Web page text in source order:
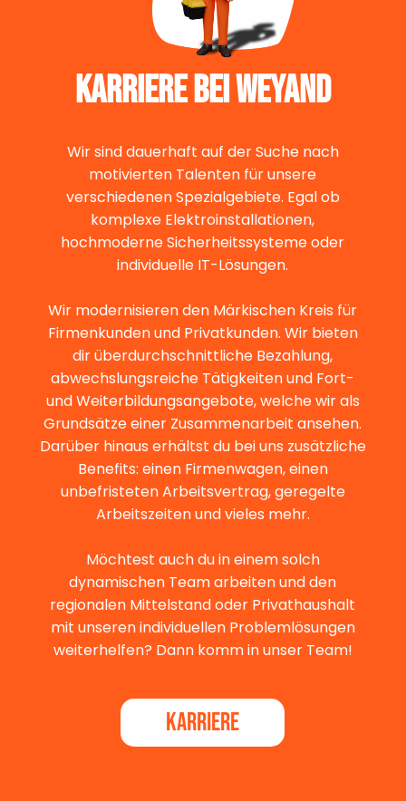
KARRIERE BEI WEYAND
Wir sind dauerhaft auf der Suche nach
motivierten Talenten für unsere
verschiedenen Spezialgebiete. Egal ob
komplexe Elektroinstallationen,
hochmoderne Sicherheitssysteme oder
individuelle IT-Lösungen.
Wir modernisieren den Märkischen Kreis für
Firmenkunden und Privatkunden. Wir bieten
dir überdurchschnittliche Bezahlung,
abwechslungsreiche Tätigkeiten und Fort-
und Weiterbildungsangebote, welche wir als
Grundsätze einer Zusammenarbeit ansehen.
Darüber hinaus erhältst du bei uns zusätzliche
Benefits: einen Firmenwagen, einen
unbefristeten Arbeitsvertrag, geregelte
Arbeitszeiten und vieles mehr.
Möchtest auch du in einem solch
dynamischen Team arbeiten und den
regionalen Mittelstand oder Privathaushalt
mit unseren individuellen Problemlösungen
weiterhelfen? Dann komm in unser Team!
KARRIERE